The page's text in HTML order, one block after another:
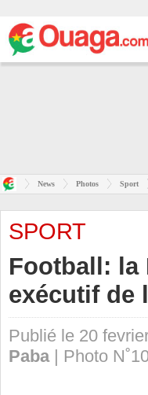
News Photos Sport
SPORT
Football: la
exécutif de
Publié le 20
Paba| Photo